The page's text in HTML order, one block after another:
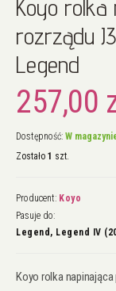
początek
galerii
Koyo
rozrządu
Legend
257,00
Dostępność: W
Zostało 1 szt.
Producent: Koyo
Pasuje do:
Legend, Legend IV
Koyo rolka napinająca